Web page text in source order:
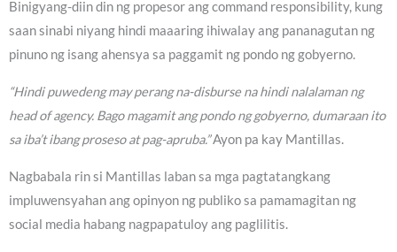
Binigyang-diin din ng propesor ang command responsibility, kung
saan sinabi niyang hindi maaaring ihiwalay ang pananagutan ng
pinuno ng isang ahensya sa paggamit ng pondo ng gobyerno.
“Hindi puwedeng may perang na-disburse na hindi nalalaman ng
head of agency. Bago magamit ang pondo ng gobyerno, dumaraan ito
sa iba’t ibang proseso at pag-apruba.”Ayon pa kay Mantillas.
Nagbabala rin si Mantillas laban sa mga pagtatangkang
impluwensyahan ang opinyon ng publiko sa pamamagitan ng
social media habang nagpapatuloy ang paglilitis.